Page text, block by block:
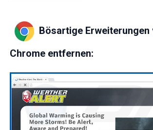
Bösartige Erweiterungen
Chrome entfernen: